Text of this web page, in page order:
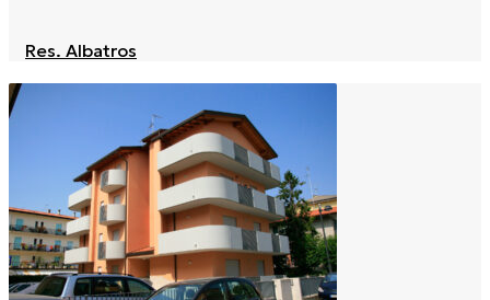
Res. Albatros